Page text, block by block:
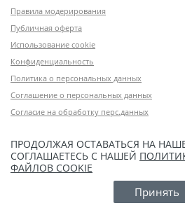
Правила модерирования
Публичная оферта
Использование cookie
Конфиденциальность
Политика о персональных данных
Соглашение о персональных данных
Согласие на обработку перс.данных
ПРОДОЛЖАЯ ОСТАВАТЬСЯ НА
СОГЛАШАЕТЕСЬ С НАШЕЙ
ФАЙЛОВ COOKIE
Принять